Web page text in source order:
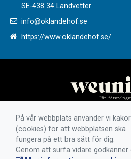
SE-438 34 Landvetter
info@oklandehof.se
https://www.oklandehof.se/
På vår webbplats använder vi kakor
(cookies) för att webbplatsen ska
fungera på ett bra sätt för dig.
Genom att surfa vidare godkänner